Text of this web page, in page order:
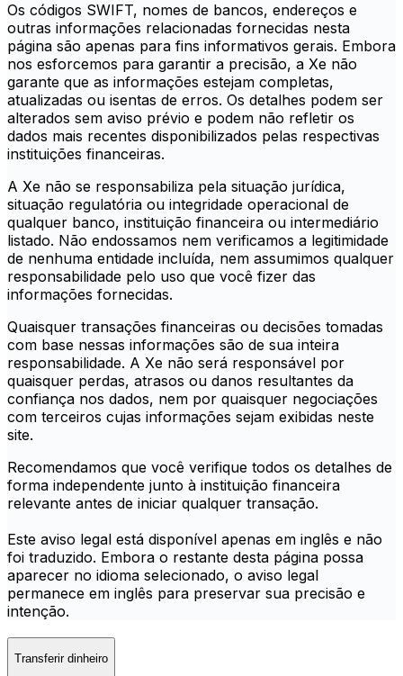
Os códigos SWIFT, nomes de bancos, endereços e
outras informações relacionadas fornecidas nesta
página são apenas para fins informativos gerais. Embora
nos esforcemos para garantir a precisão, a Xe não
garante que as informações estejam completas,
atualizadas ou isentas de erros. Os detalhes podem ser
alterados sem aviso prévio e podem não refletir os
dados mais recentes disponibilizados pelas respectivas
instituições financeiras.
A Xe não se responsabiliza pela situação jurídica,
situação regulatória ou integridade operacional de
qualquer banco, instituição financeira ou intermediário
listado. Não endossamos nem verificamos a legitimidade
de nenhuma entidade incluída, nem assumimos qualquer
responsabilidade pelo uso que você fizer das
informações fornecidas.
Quaisquer transações financeiras ou decisões tomadas
com base nessas informações são de sua inteira
responsabilidade. A Xe não será responsável por
quaisquer perdas, atrasos ou danos resultantes da
confiança nos dados, nem por quaisquer negociações
com terceiros cujas informações sejam exibidas neste
site.
Recomendamos que você verifique todos os detalhes de
forma independente junto à instituição financeira
relevante antes de iniciar qualquer transação.
Este aviso legal está disponível apenas em inglês e não
foi traduzido. Embora o restante desta página possa
aparecer no idioma selecionado, o aviso legal
permanece em inglês para preservar sua precisão e
intenção.
Transferir dinheiro